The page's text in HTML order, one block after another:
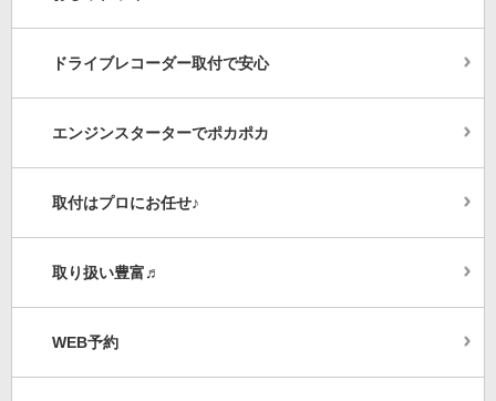
ドライブレコーダー取付で安心
エンジンスターターでポカポカ
取付はプロにお任せ♪
取り扱い豊富♬
WEB予約